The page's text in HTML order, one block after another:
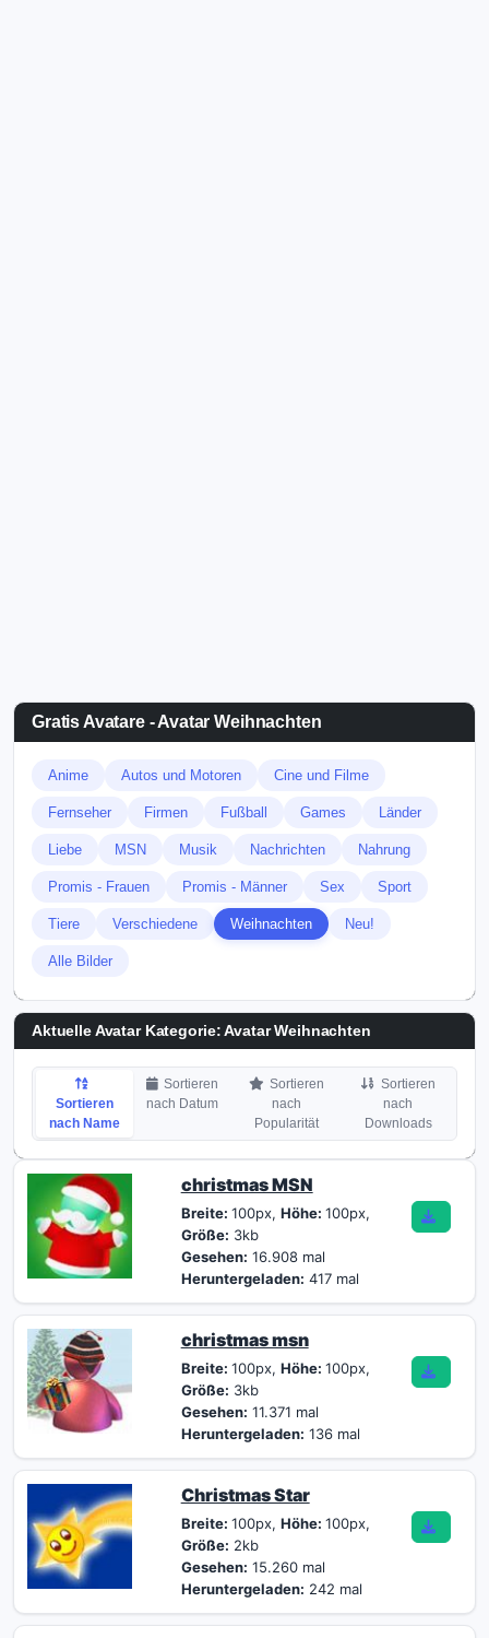
Gratis Avatare - Avatar Weihnachten
Anime Autos und Motoren Cine und Filme
Fernseher Firmen Fußball Games Länder
Liebe MSN Musik Nachrichten Nahrung
Promis - Frauen Promis - Männer Sex Sport
Tiere Verschiedene Weihnachten Neu!
Alle Bilder
Aktuelle Avatar Kategorie: Avatar Weihnachten
Sortieren
nach Name
Sortieren
nach Datum
Sortieren
nach
Popularität
Sortieren
nach
Downloads
christmas MSN
Breite: 100px, Höhe: 100px,
Größe: 3kb
Gesehen: 16.908 mal
Heruntergeladen: 417 mal
christmas msn
Breite: 100px, Höhe: 100px,
Größe: 3kb
Gesehen: 11.371 mal
Heruntergeladen: 136 mal
Christmas Star
Breite: 100px, Höhe: 100px,
Größe: 2kb
Gesehen: 15.260 mal
Heruntergeladen: 242 mal